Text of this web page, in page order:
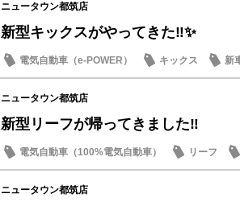
ニュータウン都筑店
新型キックスがやってきた‼️✨
電気自動車（e-POWER） キックス 新
ニュータウン都筑店
新型リーフが帰ってきました‼️
電気自動車（100%電気自動車）
リーフ
新型車
ニュータウン都筑店